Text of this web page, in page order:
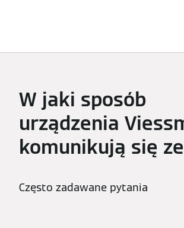
W jaki sposób
urządzenia
komunikują się
Często zadawane pytania